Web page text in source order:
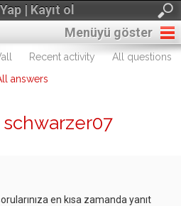
| Kayıt ol
Menüyü göster
Recent activity
All questions
answers
en kısa zamanda yanıt